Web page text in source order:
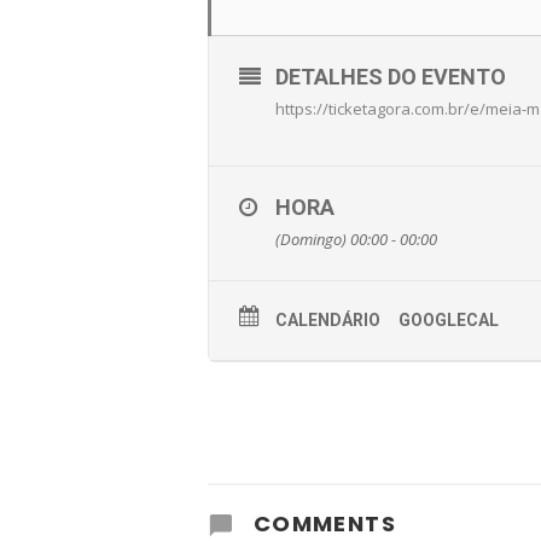
DETALHES DO EVENTO
https://ticketagora.com.br/e/meia-
HORA
(Domingo) 00:00 - 00:00
CALENDÁRIO GOOGLECAL
COMMENTS